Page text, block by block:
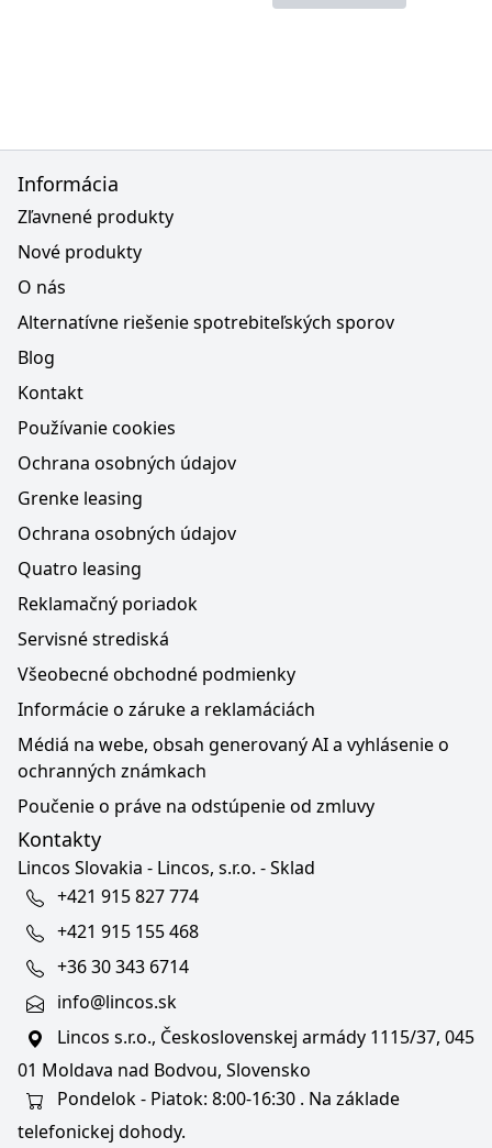
Informácia
Zľavnené produkty
Nové produkty
O nás
Alternatívne riešenie spotrebiteľských sporov
Blog
Kontakt
Používanie cookies
Ochrana osobných údajov
Grenke leasing
Ochrana osobných údajov
Quatro leasing
Reklamačný poriadok
Servisné strediská
Všeobecné obchodné podmienky
Informácie o záruke a reklamáciách
Médiá na webe, obsah generovaný AI a vyhlásenie o
ochranných známkach
Poučenie o práve na odstúpenie od zmluvy
Kontakty
Lincos Slovakia - Lincos, s.r.o. - Sklad
+421 915 827 774
+421 915 155 468
+36 30 343 6714
info@lincos.sk
Lincos s.r.o., Československej armády 1115/37, 045
01 Moldava nad Bodvou, Slovensko
Pondelok - Piatok: 8:00-16:30 . Na základe
telefonickej dohody.